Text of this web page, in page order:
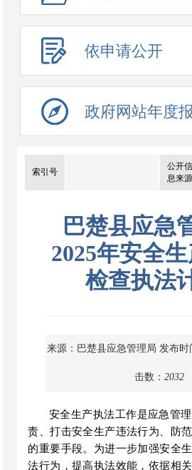
依申请公开
政府网站年度
索引号
公开信
息来源
巴楚县应急
2025年安全
检查执法
来源：巴楚县应急管理局 发布时
击数： 2032
安全生产执法工作是应急管
责、打击安全生产违法行为、防
的重要手段。为进一步加强安全
法行为，提高执法效能，依据相